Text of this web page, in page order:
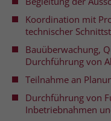
Koordination mit
technischer
Bauüberwachung,
Durchführung von
Teilnahme an
Durchführung von
Inbetriebnahmen
Anbieter
Laufzeit
Zweck
allen
Anbieter
Laufzeit 90
User
Es